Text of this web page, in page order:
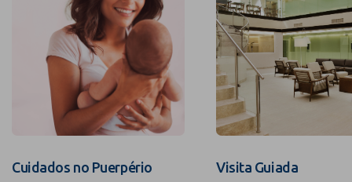
Cuidados no Puerpério Visita Guiada